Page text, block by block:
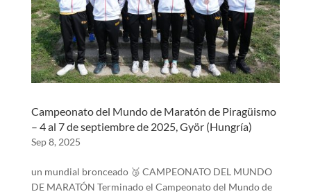
Campeonato del Mundo de Maratón de Piragüismo
– 4 al 7 de septiembre de 2025, Györ (Hungría)
Sep 8, 2025
un mundial bronceado 🥉 CAMPEONATO DEL MUNDO
DE MARATÓN Terminado el Campeonato del Mundo de